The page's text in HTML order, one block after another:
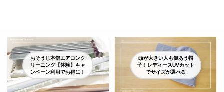
おそうじ本舗エアコンク
リーニング【体験】キャ
ンペーン利用でお得に！
頭が大きい人も似あう帽
子！レディースUVカット
でサイズが選べる